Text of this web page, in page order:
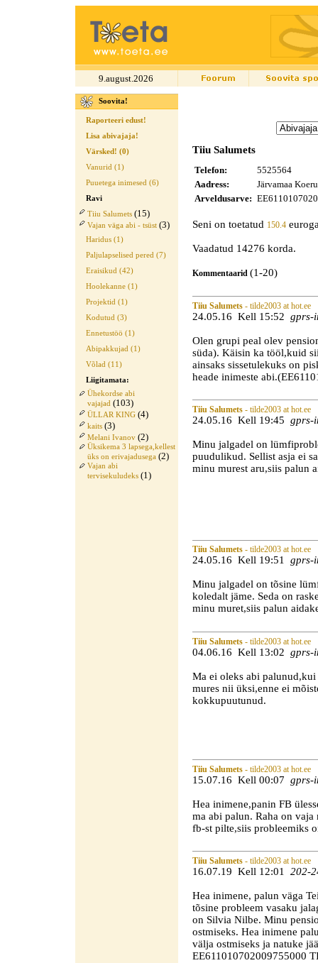
9.august.2026
Soovita!
Raporteeri edust!
Lisa abivajaja!
Värsked! (0)
Vanurid (1)
Puuetega inimesed (6)
Ravi
Tiiu Salumets (15)
Vajan väga abi - tsüst (3)
Haridus (1)
Paljulapselised pered (7)
Eraisikud (42)
Hoolekanne (1)
Projektid (1)
Kodutud (3)
Ennetustöö (1)
Abipakkujad (1)
Võlad (11)
Liigitamata:
Ühekordse abi
vajajad (103)
ÜLLAR KING (4)
kaits (3)
Melani Ivanov (2)
Üksikema 3 lapsega,kellest
üks on erivajadusega (2)
Vajan abi
tervisekuludeks (1)
Tiiu Salumets
Telefon:
5525564
Aadress:
Järvamaa
Arveldusarve:
Seni on toetatud 150.4
Vaadatud 14276 korda.
Kommentaarid (1-20)
Tiiu Salumets - tilde2003 at hot.ee
24.05.16 Kell 15:52 gprs-
Olen grupi peal olev
süda). Käisin ka tööl,kuid
ainsaks sissetulekuks on
heade inimeste
Tiiu Salumets - tilde2003 at hot.ee
24.05.16 Kell 19:45 gprs-
Minu jalgadel on
puudulikud. Sellist asja ei
minu murest aru,siis palun
Tiiu Salumets - tilde2003 at hot.ee
24.05.16 Kell 19:51 gprs-
Minu jalgadel on tõsine
koledalt jäme. Seda on
minu muret,siis palun
Tiiu Salumets - tilde2003 at hot.ee
04.06.16 Kell 13:02 gprs-
Ma ei oleks abi
mures nii üksi,enne ei
kokkupuutunud.
Tiiu Salumets - tilde2003 at hot.ee
15.07.16 Kell 00:07 gprs-
Hea inimene,panin FB
ma abi palun. Raha on
fb-st pilte,siis probleemiks
Tiiu Salumets - tilde2003 at hot.ee
16.07.19 Kell 12:01 202-
Hea inimene, palun väga
tõsine probleem vasaku
on Silvia Nilbe. Minu
ostmiseks. Hea inimene
välja ostmiseks ja natuke
EE611010702009755000